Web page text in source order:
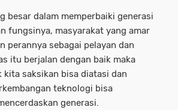
besar dalam memperbaiki generasi
fungsinya, masyarakat yang amar
perannya sebagai pelayan dan
itu berjalan dengan baik maka
saksikan bisa diatasi dan
teknologi bisa
generasi.